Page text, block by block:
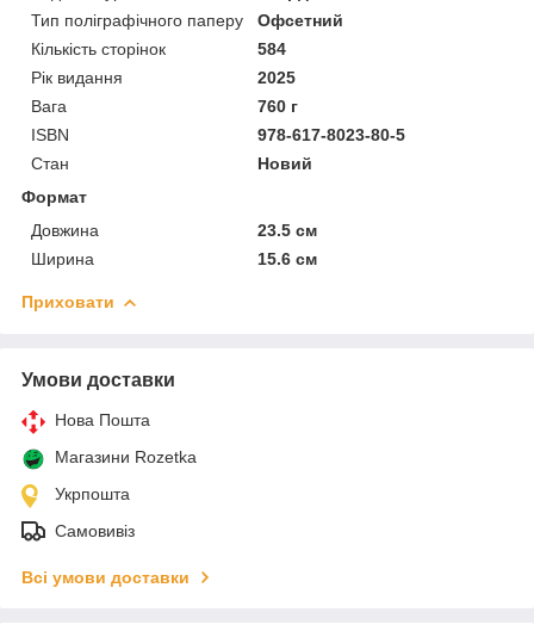
Тип поліграфічного паперу
Офсетний
Кількість сторінок
584
Рік видання
2025
Вага
760 г
ISBN
978-617-8023-80-5
Стан
Новий
Формат
Довжина
23.5 см
Ширина
15.6 см
Приховати
Умови доставки
Нова Пошта
Магазини Rozetka
Укрпошта
Самовивіз
Всі умови доставки